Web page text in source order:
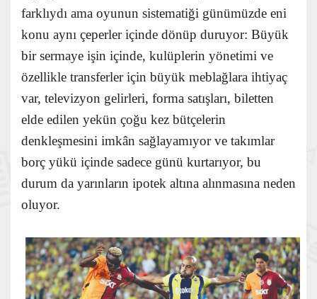
farklıydı ama oyunun sistematiği günümüzde eni
konu aynı çeperler içinde dönüp duruyor: Büyük
bir sermaye işin içinde, kulüplerin yönetimi ve
özellikle transferler için büyük meblağlara ihtiyaç
var, televizyon gelirleri, forma satışları, biletten
elde edilen yekün çoğu kez bütçelerin
denkleşmesini imkân sağlayamıyor ve takımlar
borç yükü içinde sadece günü kurtarıyor, bu
durum da yarınların ipotek altına alınmasına neden
oluyor.